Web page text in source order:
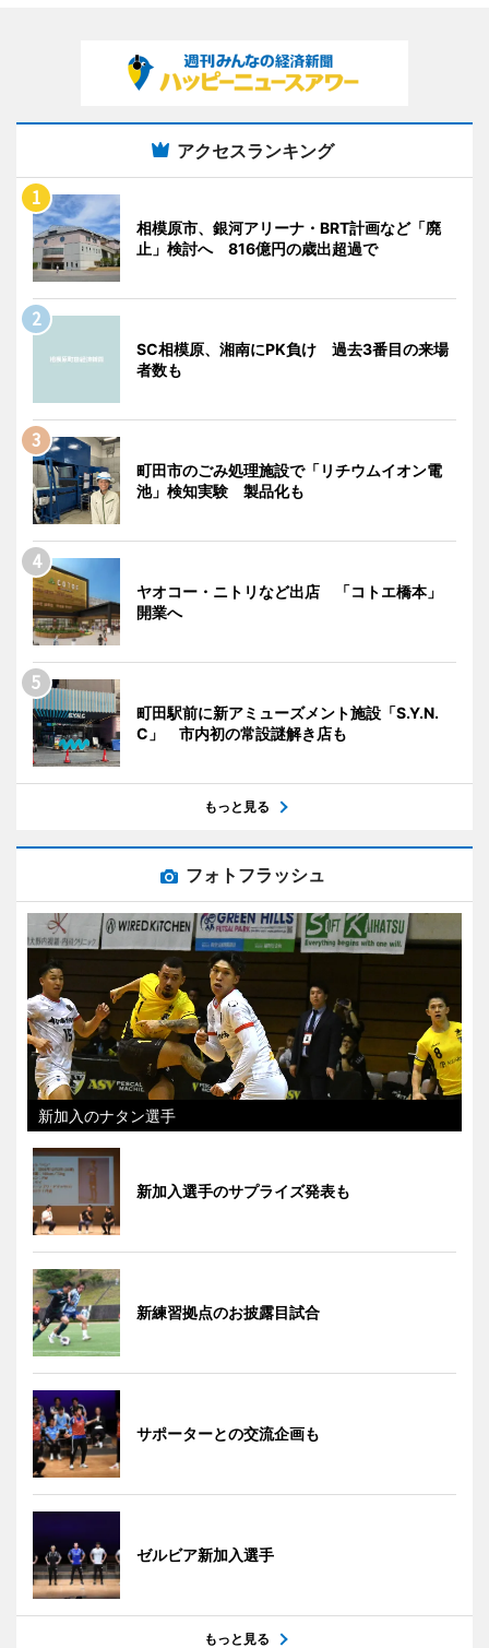
アクセスランキング
相模原市、銀河アリーナ・BRT計画など「廃
止」検討へ 816億円の歳出超過で
SC相模原、湘南にPK負け 過去3番目の来場
者数も
町田市のごみ処理施設で「リチウムイオン電
池」検知実験 製品化も
ヤオコー・ニトリなど出店 「コトエ橋本」
開業へ
町田駅前に新アミューズメント施設「S.Y.N.
C」 市内初の常設謎解き店も
もっと見る
フォトフラッシュ
新加入のナタン選手
新加入選手のサプライズ発表も
新練習拠点のお披露目試合
サポーターとの交流企画も
ゼルビア新加入選手
もっと見る